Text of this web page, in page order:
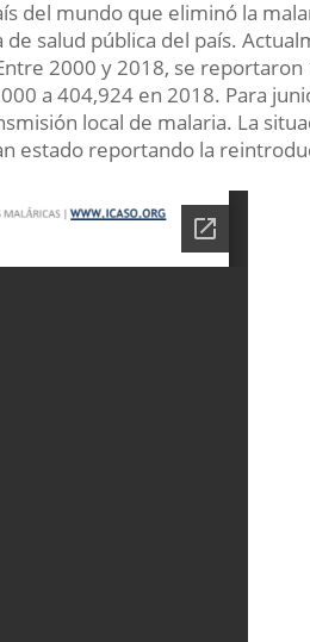
del mundo que eliminó la
salud pública del país.
2000 y 2018, se reportaron
a 404,924 en 2018. Para
local de malaria. La
estado reportando la